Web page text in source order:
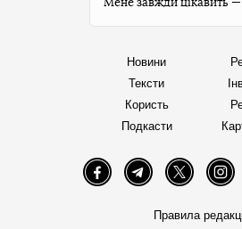
Мене завжди цікавить —
Новини
Тексти
Користь
Подкасти
FacebookTelegramTwitter
Правила